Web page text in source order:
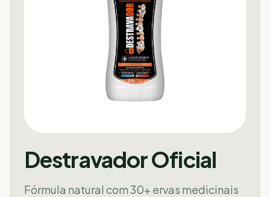
Destravador Oficial
Fórmula natural com 30+ ervas medicinais